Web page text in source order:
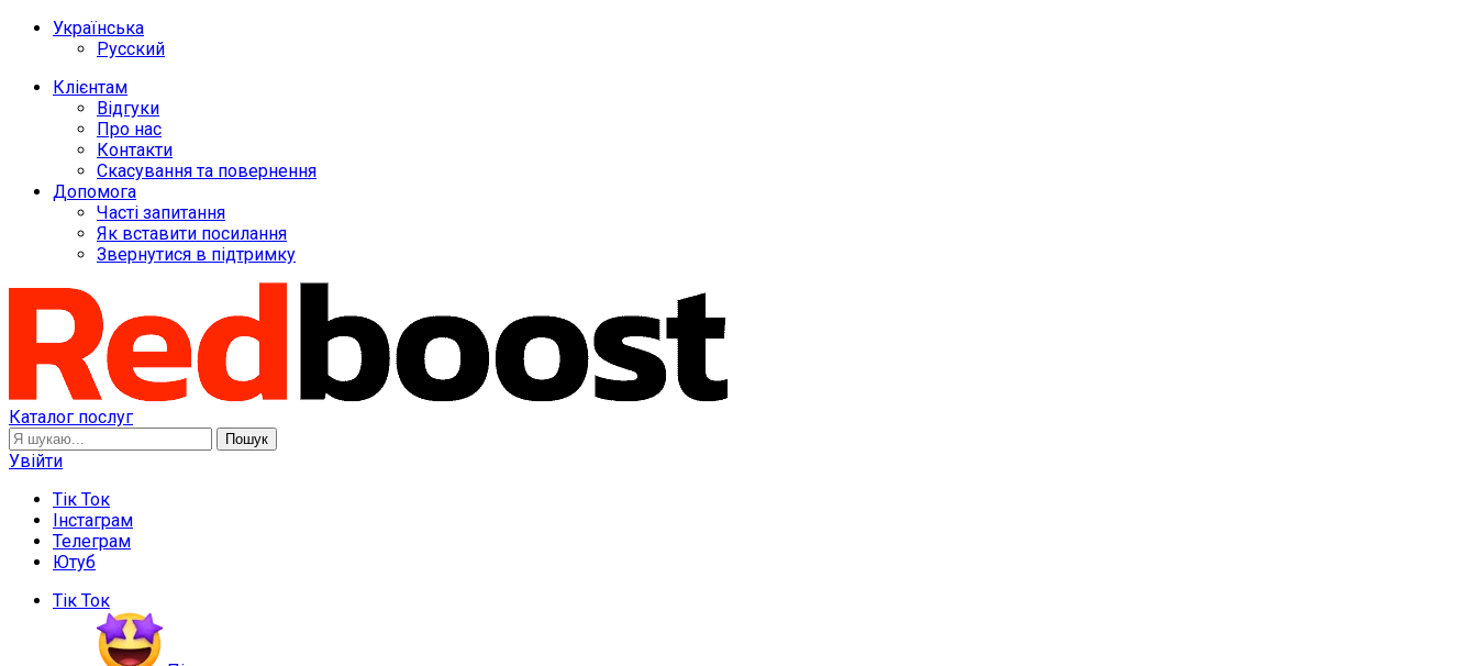
Українська
Русский
Клієнтам
Відгуки
Про нас
Контакти
Скасування та повернення
Допомога
Часті запитання
Як вставити посилання
Звернутися в підтримку
Каталог послуг
Пошук
Увійти
Тік Ток
Інстаграм
Телеграм
Ютуб
Тік Ток